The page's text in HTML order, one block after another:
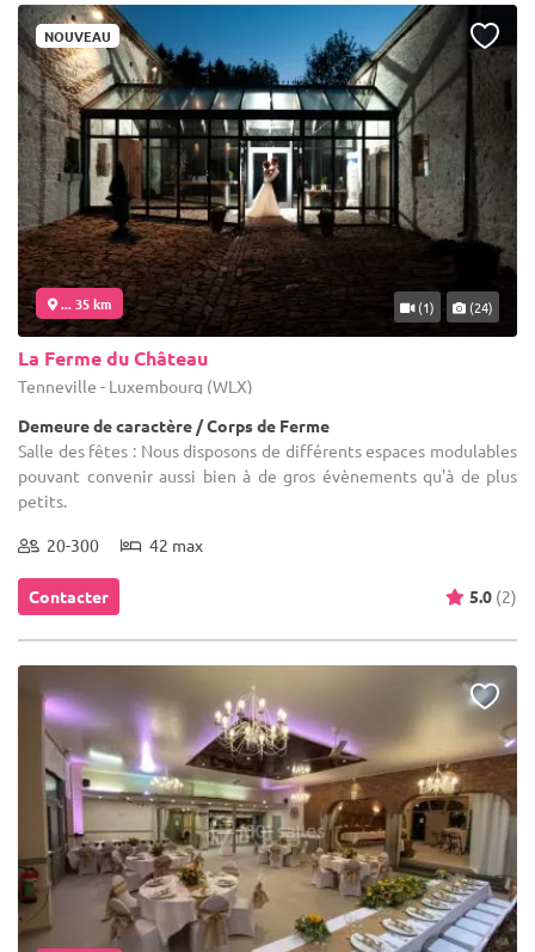
NOUVEAU
... 35 km (1) (24)
La Ferme du Château
Tenneville - Luxembourg (WLX)
Demeure de caractère / Corps de Ferme
Salle des fêtes : Nous disposons de différents espaces modulables
pouvant convenir aussi bien à de gros évènements qu'à de plus
petits.
20-300 42 max
Contacter 5.0 (2)